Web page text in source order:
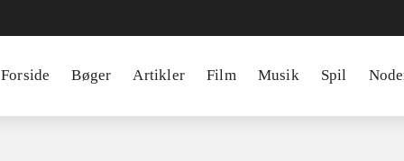
Forside Bøger Artikler Film Musik Spil